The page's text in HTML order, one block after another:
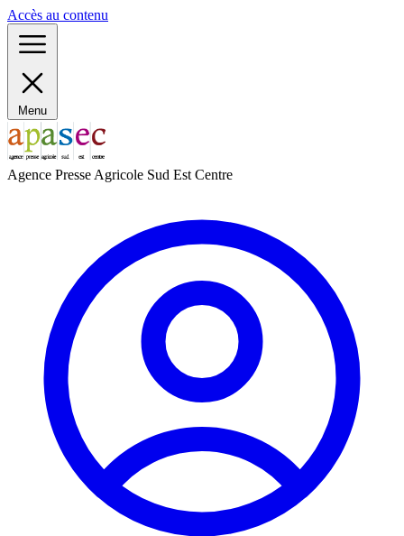
Accès au contenu
Menu
Agence Presse Agricole Sud Est Centre
Panneau de gestion des cookies